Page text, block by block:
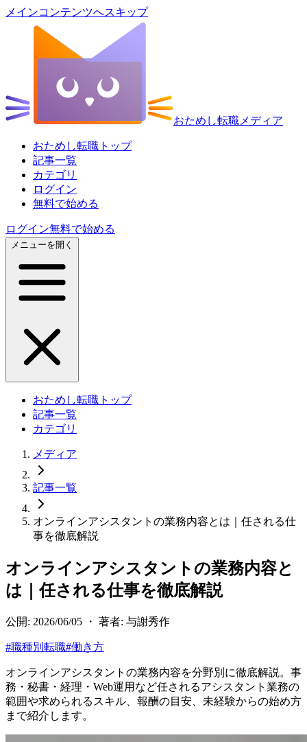
メインコンテンツへスキップ
おためし転職メディア
おためし転職トップ
記事一覧
カテゴリ
ログイン
無料で始める
ログイン無料で始める
メニューを開く
おためし転職トップ
記事一覧
カテゴリ
メディア
記事一覧
オンラインアシスタントの業務内容とは｜任される仕
事を徹底解説
オンラインアシスタントの業務内容と
は｜任される仕事を徹底解説
公開: 2026/06/05 ・ 著者: 与謝秀作
#職種別転職#働き方
オンラインアシスタントの業務内容を分野別に徹底解説。事
務・秘書・経理・Web運用など任されるアシスタント業務の
範囲や求められるスキル、報酬の目安、未経験からの始め方
まで紹介します。